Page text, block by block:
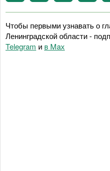
Чтобы первыми узнавать о
Ленинградской области -
Telegram и в Maх